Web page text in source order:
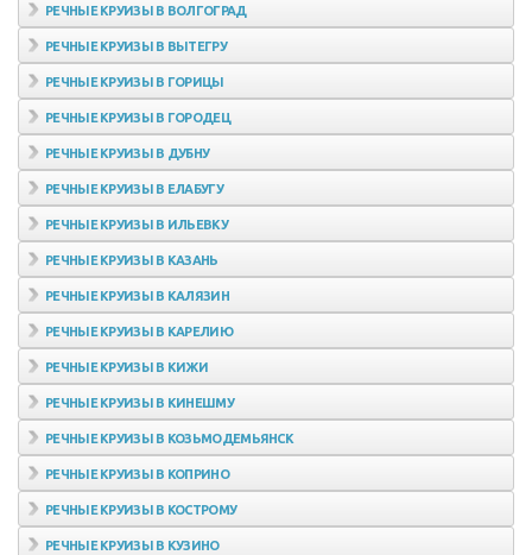
РЕЧНЫЕ КРУИЗЫ В ВОЛГОГРАД
РЕЧНЫЕ КРУИЗЫ В ВЫТЕГРУ
РЕЧНЫЕ КРУИЗЫ В ГОРИЦЫ
РЕЧНЫЕ КРУИЗЫ В ГОРОДЕЦ
РЕЧНЫЕ КРУИЗЫ В ДУБНУ
РЕЧНЫЕ КРУИЗЫ В ЕЛАБУГУ
РЕЧНЫЕ КРУИЗЫ В ИЛЬЕВКУ
РЕЧНЫЕ КРУИЗЫ В КАЗАНЬ
РЕЧНЫЕ КРУИЗЫ В КАЛЯЗИН
РЕЧНЫЕ КРУИЗЫ В КАРЕЛИЮ
РЕЧНЫЕ КРУИЗЫ В КИЖИ
РЕЧНЫЕ КРУИЗЫ В КИНЕШМУ
РЕЧНЫЕ КРУИЗЫ В КОЗЬМОДЕМЬЯНСК
РЕЧНЫЕ КРУИЗЫ В КОПРИНО
РЕЧНЫЕ КРУИЗЫ В КОСТРОМУ
РЕЧНЫЕ КРУИЗЫ В КУЗИНО